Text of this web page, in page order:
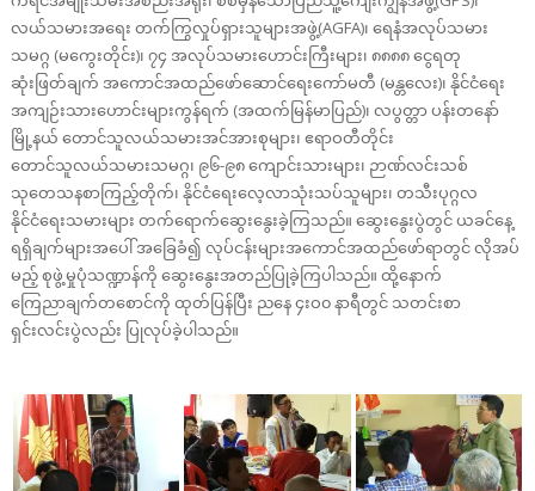
လယ်သမားအရေး တက်ကြွလှုပ်ရှားသူများအဖွဲ့(AGFA)၊ ရေနံအလုပ်သမား
သမဂ္ဂ (မကွေးတိုင်း)၊ ၇၄ အလုပ်သမားဟောင်းကြီးများ၊ ၈၈၈၈ ငွေရတု
ဆုံးဖြတ်ချက် အကောင်အထည်ဖော်ဆောင်ရေးကော်မတီ (မန္တလေး)၊ နိုင်ငံရေး
အကျဉ်းသားဟောင်းများကွန်ရက် (အထက်မြန်မာပြည်)၊ လပွတ္တာ ပန်းတနော်
မြို့နယ် တောင်သူလယ်သမားအင်အားစုများ၊ ဧရာဝတီတိုင်း
တောင်သူလယ်သမားသမဂ္ဂ၊ ၉၆-၉၈ ကျောင်းသားများ၊ ဉာဏ်လင်းသစ်
သုတေသနစာကြည့်တိုက်၊ နိုင်ငံရေးလေ့လာသုံးသပ်သူများ၊ တသီးပုဂ္ဂလ
နိုင်ငံရေးသမားများ တက်ရောက်ဆွေးနွေးခဲ့ကြသည်။ ဆွေးနွေးပွဲတွင် ယခင်နေ့
ရရှိချက်များအပေါ် အခြေခံ၍ လုပ်ငန်းများအကောင်အထည်ဖော်ရာတွင် လိုအပ်
မည့် စုဖွဲ့မှုပုံသဏ္ဍာန်ကို ဆွေးနွေးအတည်ပြုခဲ့ကြပါသည်။ ထို့နောက်
ကြေညာချက်တစောင်ကို ထုတ်ပြန်ပြီး ညနေ ၄းဝ၀ နာရီတွင် သတင်းစာ
ရှင်းလင်းပွဲလည်း ပြုလုပ်ခဲ့ပါသည်။